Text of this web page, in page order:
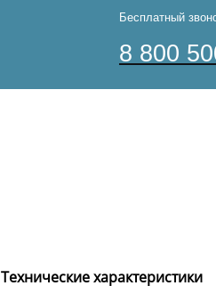
Бесплатный
8 800
Технические характеристики